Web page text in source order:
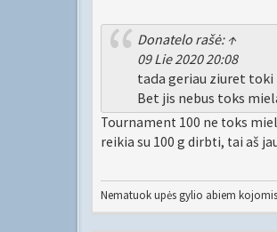
Donatelo rašė: ↑
09 Lie 2020 20:08
tada geriau ziuret toki
Bet jis nebus toks
Tournament 100 ne toks
reikia su 100 g dirbti, tai aš
Nematuok upės gylio abiem